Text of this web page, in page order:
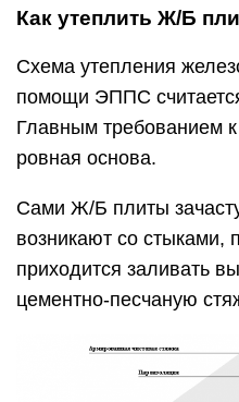
Как утеплить Ж/Б
Схема утепления
помощи ЭППС
Главным требованием
ровная основа.
Сами Ж/Б плиты
возникают со стыками,
приходится заливать
цементно-песчаную